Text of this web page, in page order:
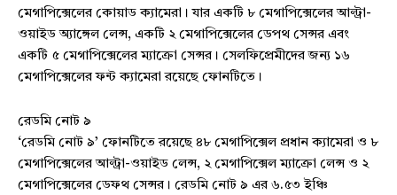
মেগাপিক্সেলের কোয়াড ক্যামেরা। যার একটি ৮ মেগাপিক্সেলের আল্ট্রা-
ওয়াইড অ্যাঙ্গেল লেন্স, একটি ২ মেগাপিক্সেলের ডেপথ সেন্সর এবং
একটি ৫ মেগাপিক্সেলের ম্যাক্রো সেন্সর। সেলফিপ্রেমীদের জন্য ১৬
মেগাপিক্সেলের ফন্ট ক্যামেরা রয়েছে ফোনটিতে।
রেডমি নোট ৯
‘রেডমি নোট ৯’ ফোনটিতে রয়েছে ৪৮ মেগাপিক্সেল প্রধান ক্যামেরা ও ৮
মেগাপিক্সেলের আল্ট্রা-ওয়াইড লেন্স, ২ মেগাপিক্সেল ম্যাক্রো লেন্স ও ২
মেগাপিক্সেলের ডেফথ সেন্সর। রেডমি নোট ৯ এর ৬.৫৩ ইঞ্চি